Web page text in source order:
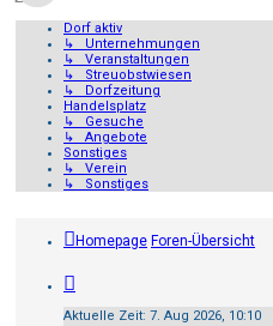
Dorf aktiv
↳ Unternehmungen
↳ Veranstaltungen
↳ Streuobstwiesen
↳ Dorfzeitung
Handelsplatz
↳ Gesuche
↳ Angebote
Sonstiges
↳ Verein
↳ Sonstiges
Homepage Foren-Übersicht
Aktuelle Zeit: 7. Aug 2026, 10:10